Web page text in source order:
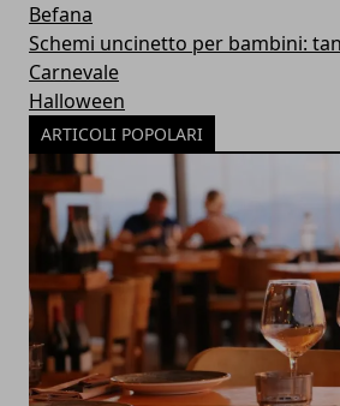
Befana
Schemi uncinetto per bambini:
Carnevale
Halloween
ARTICOLI POPOLARI